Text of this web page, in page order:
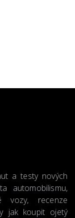
a testy nových
automobilismu,
vozy, recenze
jak koupit ojetý